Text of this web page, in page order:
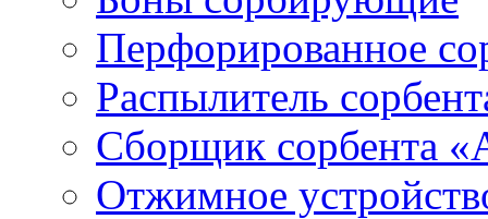
Перфорированное
Распылитель
Сборщик сорбента
Отжимное